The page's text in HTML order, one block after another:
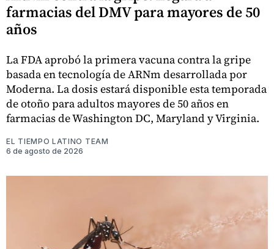
farmacias del DMV para mayores de 50
años
La FDA aprobó la primera vacuna contra la gripe
basada en tecnología de ARNm desarrollada por
Moderna. La dosis estará disponible esta temporada
de otoño para adultos mayores de 50 años en
farmacias de Washington DC, Maryland y Virginia.
EL TIEMPO LATINO TEAM
6 de agosto de 2026